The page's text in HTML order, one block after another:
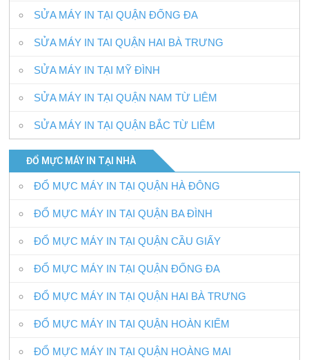
SỬA MÁY IN TẠI QUẬN ĐỐNG ĐA
SỬA MÁY IN TAI QUẬN HAI BÀ TRƯNG
SỬA MÁY IN TẠI MỸ ĐÌNH
SỬA MÁY IN TẠI QUẬN NAM TỪ LIÊM
SỬA MÁY IN TẠI QUẬN BẮC TỪ LIÊM
ĐỔ MỰC MÁY IN TẠI NHÀ
ĐỔ MỰC MÁY IN TẠI QUẬN HÀ ĐÔNG
ĐỔ MỰC MÁY IN TẠI QUẬN BA ĐÌNH
ĐỔ MỰC MÁY IN TẠI QUẬN CẦU GIẤY
ĐỔ MỰC MÁY IN TẠI QUẬN ĐỐNG ĐA
ĐỔ MỰC MÁY IN TẠI QUẬN HAI BÀ TRƯNG
ĐỔ MỰC MÁY IN TẠI QUẬN HOÀN KIẾM
ĐỔ MỰC MÁY IN TẠI QUẬN HOÀNG MAI